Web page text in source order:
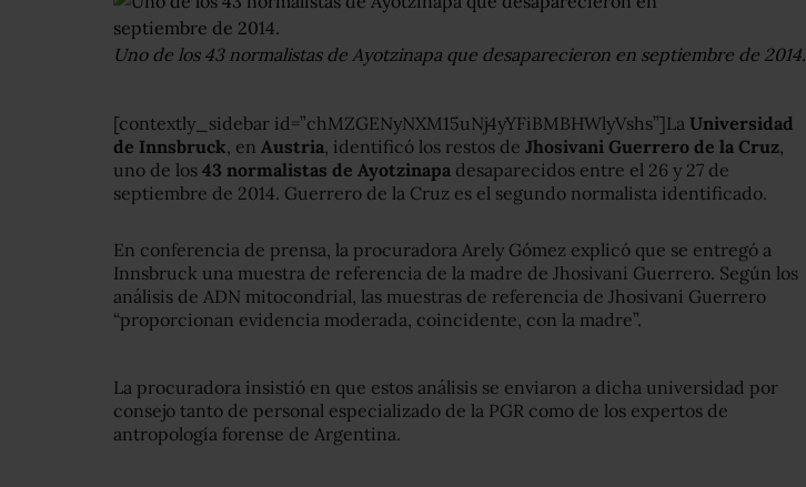
Uno de los 43 normalistas de Ayotzinapa que desaparecieron en septiembre de 2014.
[contextly_sidebar id=”chMZGENyNXM15uNj4yYFiBMBHWlyVshs”]La Universidad
de Innsbruck, en Austria, identificó los restos de Jhosivani Guerrero de la Cruz,
uno de los 43 normalistas de Ayotzinapa desaparecidos entre el 26 y 27 de
septiembre de 2014. Guerrero de la Cruz es el segundo normalista identificado.
En conferencia de prensa, la procuradora Arely Gómez explicó que se entregó a
Innsbruck una muestra de referencia de la madre de Jhosivani Guerrero. Según los
análisis de ADN mitocondrial, las muestras de referencia de Jhosivani Guerrero
“proporcionan evidencia moderada, coincidente, con la madre”.
La procuradora insistió en que estos análisis se enviaron a dicha universidad por
consejo tanto de personal especializado de la PGR como de los expertos de
antropología forense de Argentina.